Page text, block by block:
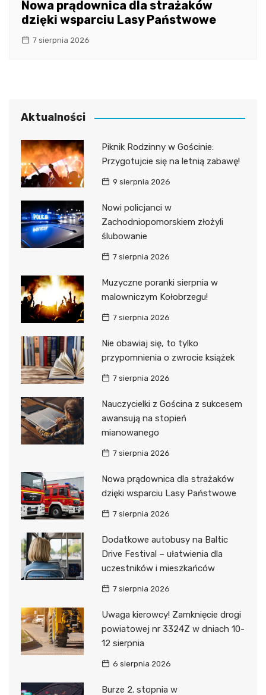
Nowa prądownica dla strażaków
dzięki wsparciu Lasy Państwowe
7 sierpnia 2026
Aktualności
Piknik Rodzinny w Gościnie:
Przygotujcie się na letnią zabawę!
9 sierpnia 2026
Nowi policjanci w
Zachodniopomorskiem złożyli
ślubowanie
7 sierpnia 2026
Muzyczne poranki sierpnia w
malowniczym Kołobrzegu!
7 sierpnia 2026
Nie obawiaj się, to tylko
przypomnienia o zwrocie książek
7 sierpnia 2026
Nauczycielki z Gościna z sukcesem
awansują na stopień
mianowanego
7 sierpnia 2026
Nowa prądownica dla strażaków
dzięki wsparciu Lasy Państwowe
7 sierpnia 2026
Dodatkowe autobusy na Baltic
Drive Festival – ułatwienia dla
uczestników i mieszkańców
7 sierpnia 2026
Uwaga kierowcy! Zamknięcie drogi
powiatowej nr 3324Z w dniach 10-
12 sierpnia
6 sierpnia 2026
Burze 2. stopnia w